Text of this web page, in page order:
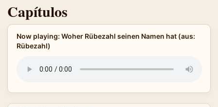
Capítulos
Now playing: Woher Rübezahl seinen Namen hat (aus:
Rübezahl)